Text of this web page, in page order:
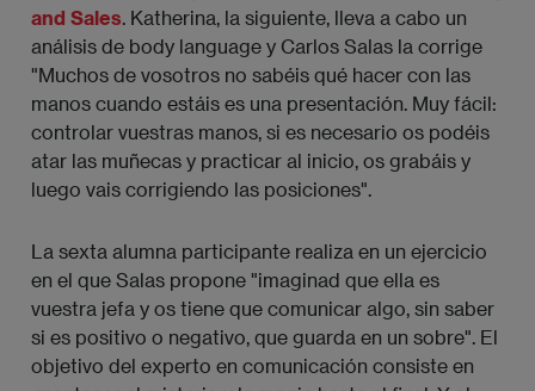
and Sales. Katherina, la siguiente, lleva a cabo un
análisis de body language y Carlos Salas la corrige
"Muchos de vosotros no sabéis qué hacer con las
manos cuando estáis es una presentación. Muy fácil:
controlar vuestras manos, si es necesario os podéis
atar las muñecas y practicar al inicio, os grabáis y
luego vais corrigiendo las posiciones".
La sexta alumna participante realiza en un ejercicio
en el que Salas propone "imaginad que ella es
vuestra jefa y os tiene que comunicar algo, sin saber
si es positivo o negativo, que guarda en un sobre". El
objetivo del experto en comunicación consiste en